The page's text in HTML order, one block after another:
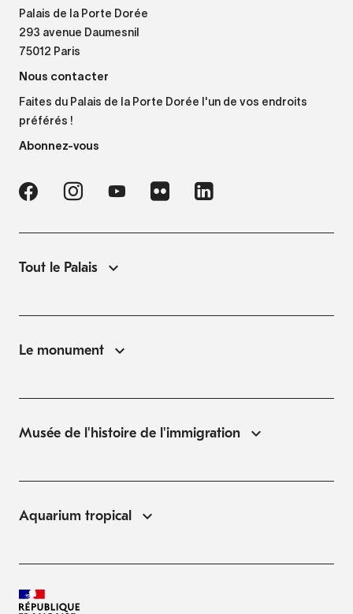
Palais de la Porte Dorée
293 avenue Daumesnil
75012 Paris
Nous contacter
Faites du Palais de la Porte Dorée l'un de vos endroits
préférés !
Abonnez-vous
Tout le Palais
Le monument
Musée de l'histoire de l'immigration
Aquarium tropical